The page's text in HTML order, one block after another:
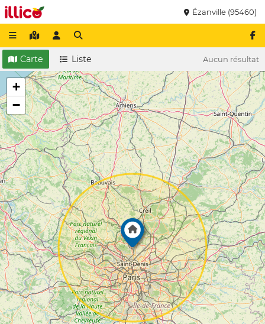
Ézanville (95460)
Aucun résultat
Carte Liste
+
−